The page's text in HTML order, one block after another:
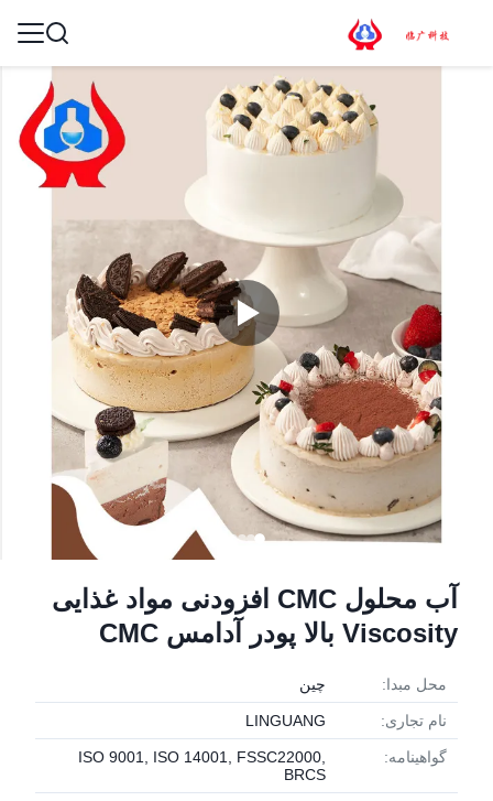
آب محلول CMC افزودنی مواد غذایی
Viscosity بالا پودر آدامس CMC
محل مبدا: چین
نام تجاری: LINGUANG
گواهینامه:
ISO 9001, ISO 14001, FSSC22000,
BRCS